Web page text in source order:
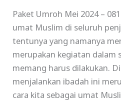
Paket Umroh Mei 2024 –
umat Muslim di seluruh
tentunya yang namanya
merupakan kegiatan dalam
memang harus dilakukan.
menjalankan ibadah ini
cara kita sebagai umat